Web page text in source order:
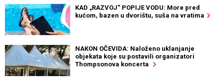
KAD „RAZVOJ“ POPIJE VODU: More pred
kućom, bazen u dvorištu, suša na vratima
NAKON OČEVIDA: Naloženo uklanjanje
objekata koje su postavili organizatori
Thompsonova koncerta